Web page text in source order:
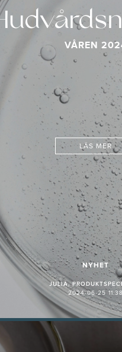
VÅREN
LÄS MER
NYHET
JULIA,
2024-06-25